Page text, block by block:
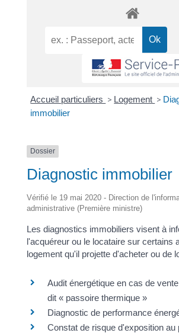
Accueil particuliers > Logement >
immobilier
Dossier
Diagnostic immobilier
Vérifié le 19 mai 2020 - Direction de
administrative (Première ministre)
Les diagnostics immobiliers visent à
l'acquéreur ou le locataire sur certains
logement qu'il projette d'acheter ou de
Audit énergétique en cas de
dit « passoire thermique »
Diagnostic de performance
Constat de risque d'exposition au